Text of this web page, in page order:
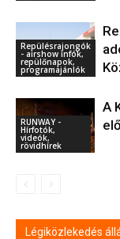
Repülésrajongók
- airshow infók,
repülőnapok,
programajánlók
RUNWAY -
Hírfotók,
videók,
rövidhírek
A
Légiközlekedés